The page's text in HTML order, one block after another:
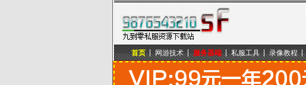
首页 网游技术 服务器端 私服工具 录像教程